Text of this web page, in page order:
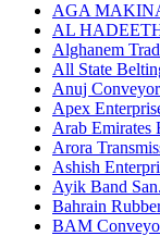
AGA
AL
Alghanem
All State
Anuj
Apex
Arab Emirates
Arora
Ashish
Ayik Band
Bahrain
BAM